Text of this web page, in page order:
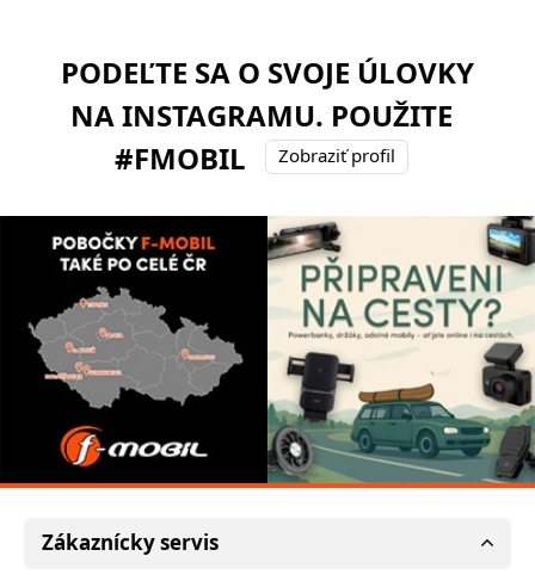
PODEĽTE SA O SVOJE ÚLOVKY
NA INSTAGRAMU. POUŽITE
#FMOBIL
Zobraziť profil
Zákaznícky servis